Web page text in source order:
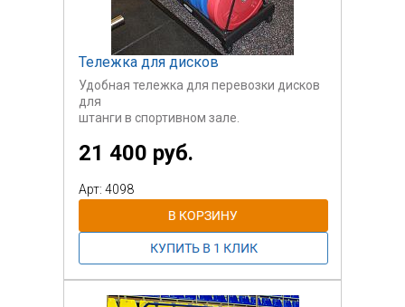
Тележка для дисков
Удобная тележка для перевозки дисков
для
штанги в спортивном зале.
Рассчитана на 8 дисков. Возможно
изготовление
на меньшее количество дисков.
Стоимость указана на стойку на 8
дисков.
21 400 руб.
Арт: 4098